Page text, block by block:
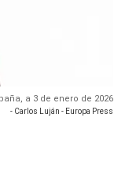
a 3 de enero de 2026
- Carlos Luján - Europa Press